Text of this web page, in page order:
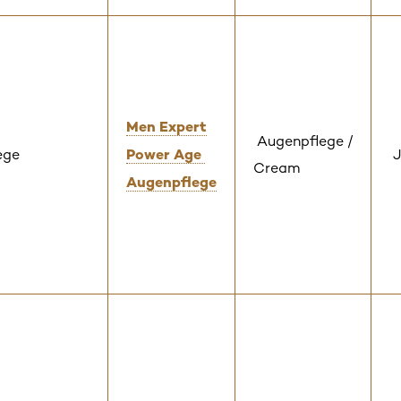
Men Expert
Power Age
Augenpflege
Augenpflege /
Cream